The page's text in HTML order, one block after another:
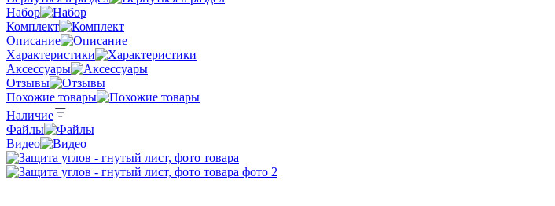
Набор
Комплект
Описание
Характеристики
Аксессуары
Отзывы
Похожие товары
Наличие
Файлы
Видео